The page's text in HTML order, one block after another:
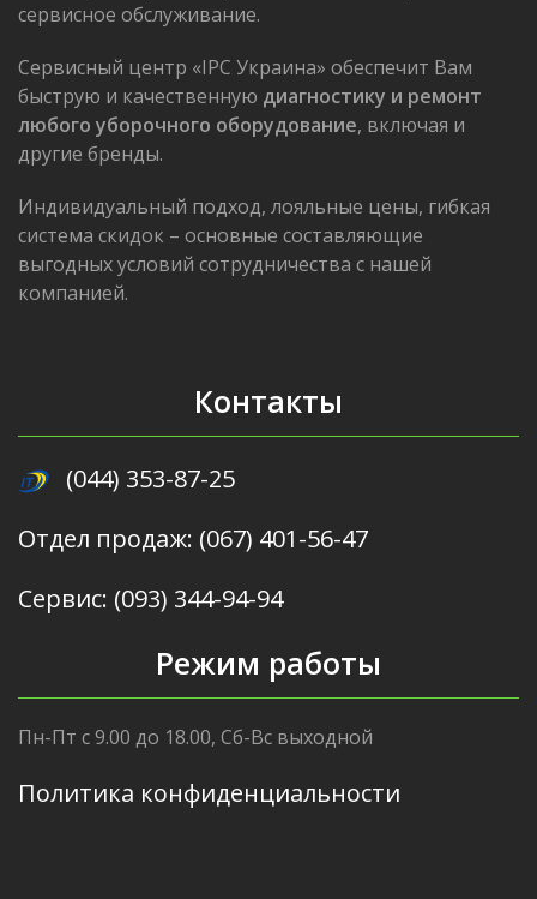
сервисное обслуживание.
Сервисный центр «IPC Украина» обеспечит Вам
быструю и качественную диагностику и ремонт
любого уборочного оборудование, включая и
другие бренды.
Индивидуальный подход, лояльные цены, гибкая
система скидок – основные составляющие
выгодных условий сотрудничества с нашей
компанией.
Контакты
(044) 353-87-25
Отдел продаж: (067) 401-56-47
Сервис: (093) 344-94-94
Режим работы
Пн-Пт с 9.00 до 18.00, Сб-Вс выходной
Политика конфиденциальности